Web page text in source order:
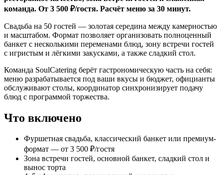
команда. От 3 500 ₽/гостя. Расчёт меню за 30 минут.
Свадьба на 50 гостей — золотая середина между камерностью
и масштабом. Формат позволяет организовать полноценный
банкет с несколькими переменами блюд, зону встречи гостей
с игристым и лёгкими закусками, а также сладкий стол.
Команда SoulCatering берёт гастрономическую часть на себя:
меню разрабатывается под ваши вкусы и бюджет, официанты
обслуживают столы, координатор синхронизирует подачу
блюд с программой торжества.
Что включено
Фуршетная свадьба, классический банкет или премиум-
формат — от 3 500 ₽/гостя
Зона встречи гостей, основной банкет, сладкий стол и
вынос торта